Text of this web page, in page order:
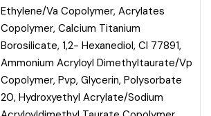
Ethylene/Va Copolymer, Acrylates
Copolymer, Calcium Titanium
Borosilicate, 1,2- Hexanediol, CI 77891,
Ammonium Acryloyl Dimethyltaurate/Vp
Copolymer, Pvp, Glycerin, Polysorbate
20, Hydroxyethyl Acrylate/Sodium